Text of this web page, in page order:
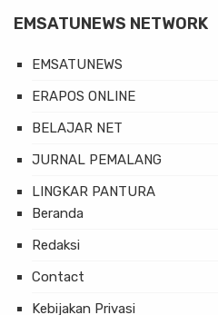
EMSATUNEWS NETWORK
EMSATUNEWS
ERAPOS ONLINE
BELAJAR NET
JURNAL PEMALANG
LINGKAR PANTURA
Beranda
Redaksi
Contact
Kebijakan Privasi